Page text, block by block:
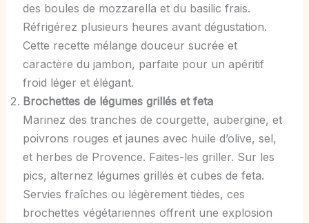
des boules de mozzarella et du basilic frais.
Réfrigérez plusieurs heures avant dégustation.
Cette recette mélange douceur sucrée et
caractère du jambon, parfaite pour un apéritif
froid léger et élégant.
Brochettes de légumes grillés et feta
Marinez des tranches de courgette, aubergine, et
poivrons rouges et jaunes avec huile d’olive, sel,
et herbes de Provence. Faites-les griller. Sur les
pics, alternez légumes grillés et cubes de feta.
Servies fraîches ou légèrement tièdes, ces
brochettes végétariennes offrent une explosion